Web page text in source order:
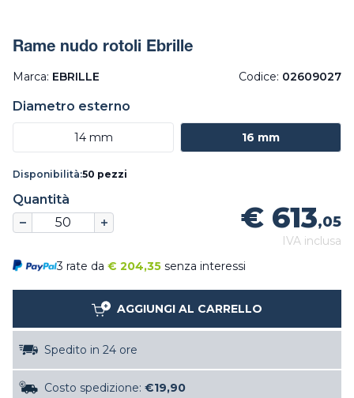
Rame nudo rotoli Ebrille
Marca: EBRILLE Codice: 02609027
Diametro esterno
14 mm 16 mm
Disponibilità:50 pezzi
Quantità
€ 613,05
IVA inclusa
3 rate da € 204,35 senza interessi
AGGIUNGI AL CARRELLO
Spedito in 24 ore
Costo spedizione: €19,90